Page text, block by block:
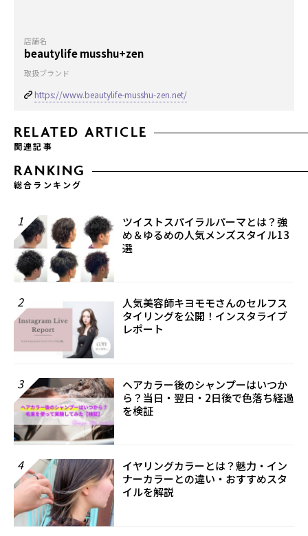
店舗名
beautylife musshu+zen
取扱ブランド
https://www.beautylife-musshu-zen.net/
RELATED ARTICLE
関連記事
RANKING
総合ランキング
1
ツイストスパイラルパーマとは？強
め＆ゆるめの人気メンズスタイル13
選
2
人気美容師キヨモモさんのセルフス
タイリングを公開！インスタライブ
レポート
3
ヘアカラー後のシャンプーはいつか
ら？当日・翌日・2日後で色落ち経過
を検証
4
イヤリングカラーとは？魅力・イン
ナーカラーとの違い・おすすめスタ
イルを解説